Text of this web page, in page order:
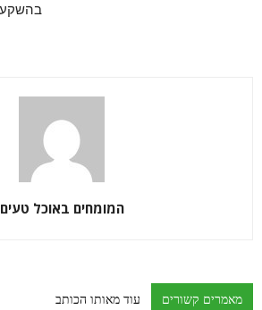
המומחים באוכל טעים
מאמרים קשורים עוד מאותו הכותב